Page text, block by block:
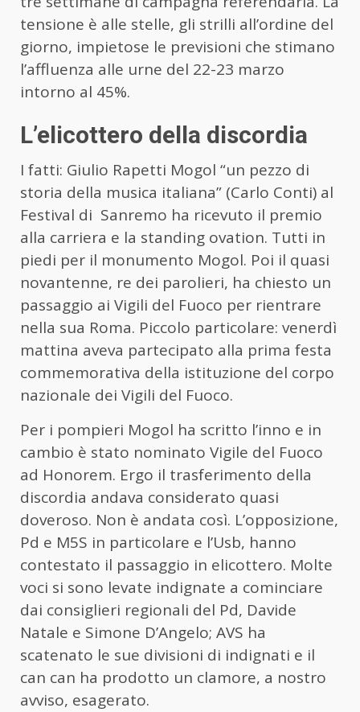
tensione è alle stelle, gli strilli all’ordine del
giorno, impietose le previsioni che stimano
l’affluenza alle urne del 22-23 marzo
intorno al 45%.
L’elicottero della discordia
I fatti: Giulio Rapetti Mogol “un pezzo di
storia della musica italiana” (Carlo Conti) al
Festival di Sanremo ha ricevuto il premio
alla carriera e la standing ovation. Tutti in
piedi per il monumento Mogol. Poi il quasi
novantenne, re dei parolieri, ha chiesto un
passaggio ai Vigili del Fuoco per rientrare
nella sua Roma. Piccolo particolare: venerdì
mattina aveva partecipato alla prima festa
commemorativa della istituzione del corpo
nazionale dei Vigili del Fuoco.
Per i pompieri Mogol ha scritto l’inno e in
cambio è stato nominato Vigile del Fuoco
ad Honorem. Ergo il trasferimento della
discordia andava considerato quasi
doveroso. Non è andata così. L’opposizione,
Pd e M5S in particolare e l’Usb, hanno
contestato il passaggio in elicottero. Molte
voci si sono levate indignate a cominciare
dai consiglieri regionali del Pd, Davide
Natale e Simone D’Angelo; AVS ha
scatenato le sue divisioni di indignati e il
can can ha prodotto un clamore, a nostro
avviso, esagerato.